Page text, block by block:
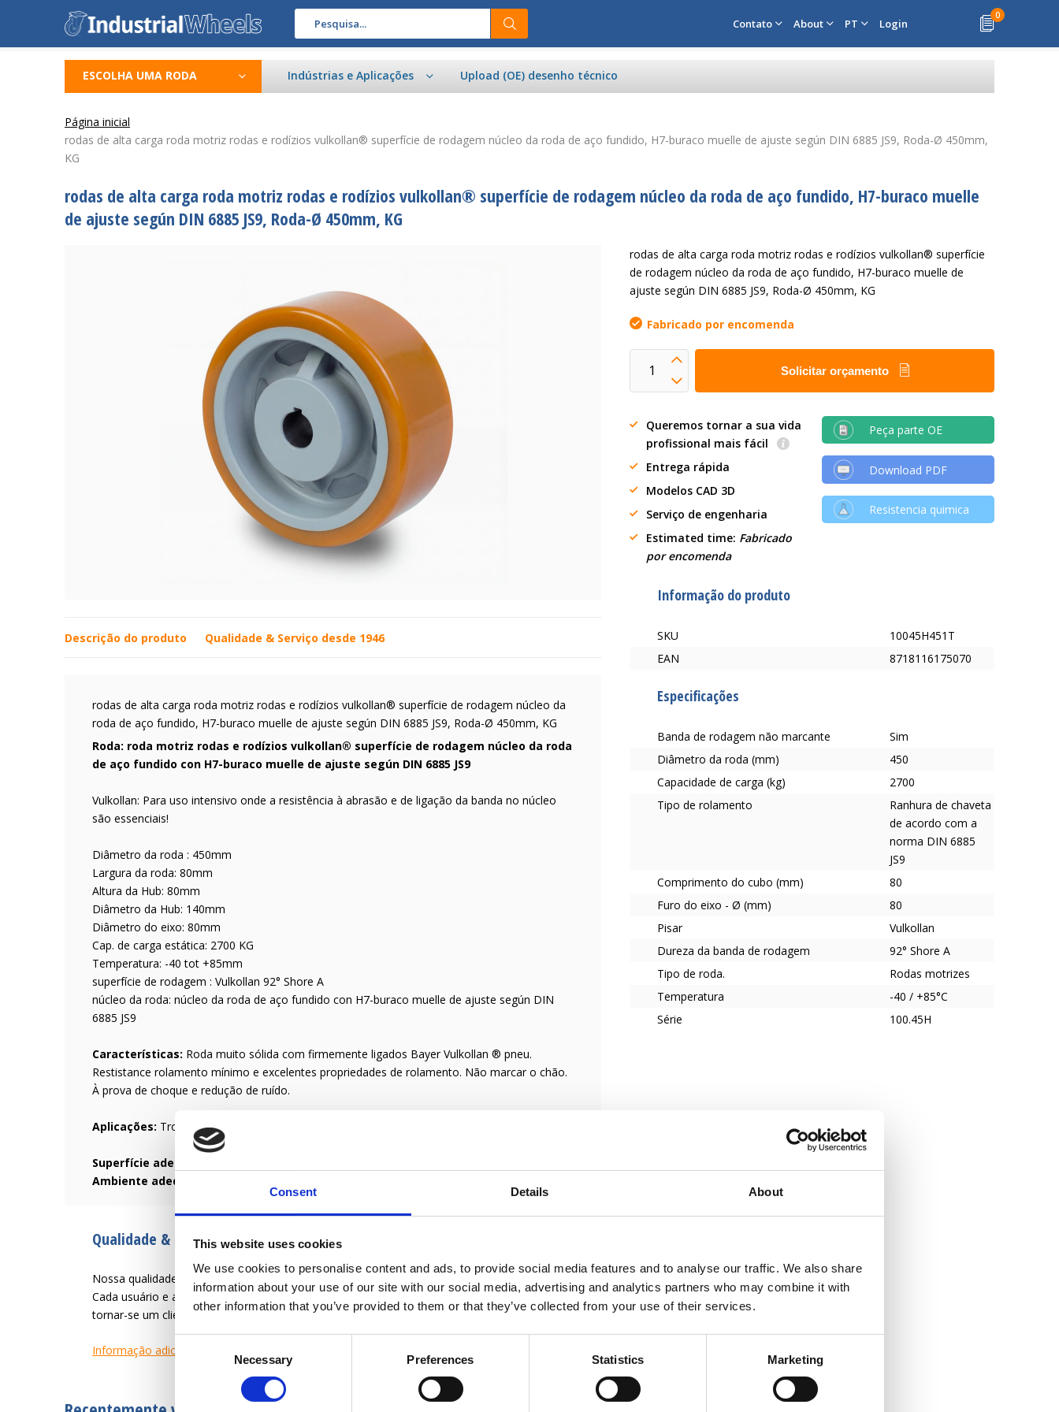
Consent Details About
This website uses cookies
We use cookies to personalise content and ads, to provide social media features and to analyse our traffic. We also share
information about your use of our site with our social media, advertising and analytics partners who may combine it with
other information that you’ve provided to them or that they’ve collected from your use of their services.
Necessary Preferences Statistics Marketing
Contato About PT Login
0
ESCOLHA UMA RODA Indústrias e Aplicações Upload (OE) desenho técnico
Página inicial
rodas de alta carga roda motriz rodas e rodízios vulkollan® superfície de rodagem núcleo da roda de aço fundido, H7-buraco muelle de ajuste según DIN 6885 JS9, Roda-Ø 450mm,
KG
rodas de alta carga roda motriz rodas e rodízios vulkollan® superfície de rodagem núcleo da roda de aço fundido, H7-buraco muelle
de ajuste según DIN 6885 JS9, Roda-Ø 450mm, KG
Descrição do produto Qualidade & Serviço desde 1946
rodas de alta carga roda motriz rodas e rodízios vulkollan® superfície de rodagem núcleo da
roda de aço fundido, H7-buraco muelle de ajuste según DIN 6885 JS9, Roda-Ø 450mm, KG
Roda: roda motriz rodas e rodízios vulkollan® superfície de rodagem núcleo da roda
de aço fundido con H7-buraco muelle de ajuste según DIN 6885 JS9
Vulkollan: Para uso intensivo onde a resistência à abrasão e de ligação da banda no núcleo
são essenciais!
Diâmetro da roda : 450mm
Largura da roda: 80mm
Altura da Hub: 80mm
Diâmetro da Hub: 140mm
Diâmetro do eixo: 80mm
Cap. de carga estática: 2700 KG
Temperatura: -40 tot +85mm
superfície de rodagem : Vulkollan 92° Shore A
núcleo da roda: núcleo da roda de aço fundido con H7-buraco muelle de ajuste según DIN
6885 JS9
Características: Roda muito sólida com firmemente ligados Bayer Vulkollan ® pneu.
Restistance rolamento mínimo e excelentes propriedades de rolamento. Não marcar o chão.
À prova de choque e redução de ruído.
Aplicações: Trole pesado, engenharia mecânica, bateria, tratamento de águas residuais
Superfície adequada:
Ambiente adequado:
Qualidade & Serviço desde 1946
Nossa qualidade é criar uma vida útil mais fácil para o usuário da roda.
Cada usuário e aplicação tem necessidades diferentes. Diga-nos como podemos ajudá-lo a
tornar-se um cliente satisfeito.
Informação adicional
rodas de alta carga roda motriz rodas e rodízios vulkollan® superfície
de rodagem núcleo da roda de aço fundido, H7-buraco muelle de
ajuste según DIN 6885 JS9, Roda-Ø 450mm, KG
Fabricado por encomenda
Solicitar orçamento
Queremos tornar a sua vida
profissional mais fácil
Entrega rápida
Modelos CAD 3D
Serviço de engenharia
Estimated time: Fabricado
por encomenda
Peça parte OE
Download PDF
Resistencia quimica
Informação do produto
SKU
10045H451T
EAN
8718116175070
Especificações
Banda de rodagem não marcante
Sim
Diâmetro da roda (mm)
450
Capacidade de carga (kg)
2700
Tipo de rolamento
Ranhura de chaveta
de acordo com a
norma DIN 6885
JS9
Comprimento do cubo (mm)
80
Furo do eixo - Ø (mm)
80
Pisar
Vulkollan
Dureza da banda de rodagem
92° Shore A
Tipo de roda.
Rodas motrizes
Temperatura
-40 / +85°C
Série
100.45H